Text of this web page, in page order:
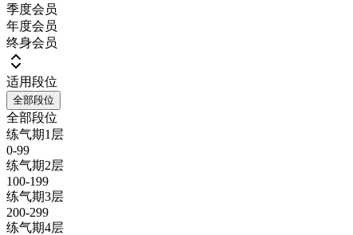
季度会员
年度会员
终身会员
适用段位
全部段位
全部段位
练气期1层
0-99
练气期2层
100-199
练气期3层
200-299
练气期4层